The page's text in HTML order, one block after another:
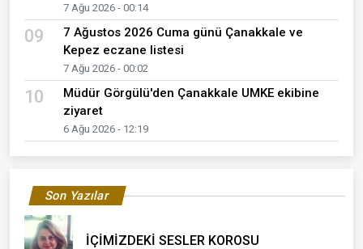
7 Ağu 2026 - 00:14
09
7 Ağustos 2026 Cuma günü Çanakkale ve
Kepez eczane listesi
7 Ağu 2026 - 00:02
10
Müdür Görgülü'den Çanakkale UMKE ekibine
ziyaret
6 Ağu 2026 - 12:19
Son Yazılar
İÇİMİZDEKİ SESLER KOROSU